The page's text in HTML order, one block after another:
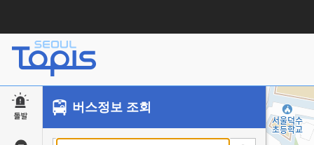
버스정보 조회